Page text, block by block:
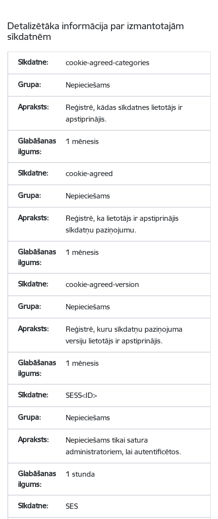
Detalizētāka informācija par izmantotajām
sīkdatnēm
cookie-agreed-categories
Nepieciešams
Reģistrē, kādas sīkdatnes lietotājs ir
apstiprinājis.
1 mēnesis
cookie-agreed
Nepieciešams
Reģistrē, ka lietotājs ir apstiprinājis
sīkdatņu paziņojumu.
1 mēnesis
cookie-agreed-version
Nepieciešams
Reģistrē, kuru sīkdatņu paziņojuma
versiju lietotājs ir apstiprinājis.
1 mēnesis
SESS<ID>
Nepieciešams
Nepieciešams tikai satura
administratoriem, lai autentificētos.
1 stunda
SES